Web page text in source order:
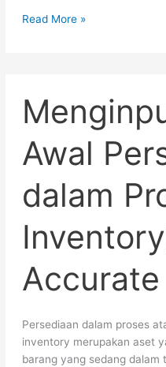
Read More »
Awal
dalam
Persediaan dalam proses
inventory merupakan aset
barang yang sedang dalam
Saldo
Awal
dalam
Proses
(WIP
Inventory)
Accurate